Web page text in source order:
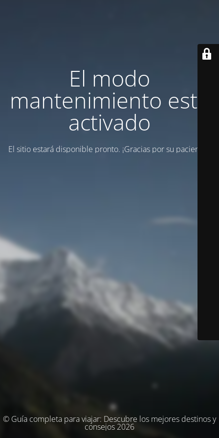
El modo
mantenimiento está
activado
El sitio estará disponible pronto. ¡Gracias por su paciencia!
© Guía completa para viajar: Descubre los mejores destinos y
consejos 2026